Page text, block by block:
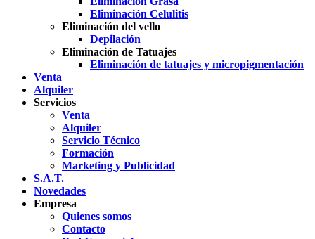
Eliminación Celulitis
Eliminación del vello
Depilación
Eliminación de Tatuajes
Eliminación de tatuajes y micropigmentación
Venta
Alquiler
Servicios
Venta
Alquiler
Servicio Técnico
Formación
Marketing y Publicidad
S.A.T.
Novedades
Empresa
Quienes somos
Contacto